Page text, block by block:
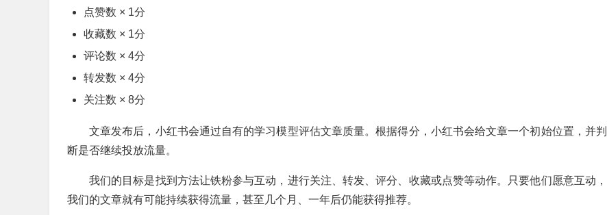
点赞数 × 1分
收藏数 × 1分
评论数 × 4分
转发数 × 4分
关注数 × 8分
文章发布后，小红书会通过自有的学习模型评估文章质量。根据得分，小红书会给文章一个初始位置，并判
断是否继续投放流量。
我们的目标是找到方法让铁粉参与互动，进行关注、转发、评分、收藏或点赞等动作。只要他们愿意互动，
我们的文章就有可能持续获得流量，甚至几个月、一年后仍能获得推荐。